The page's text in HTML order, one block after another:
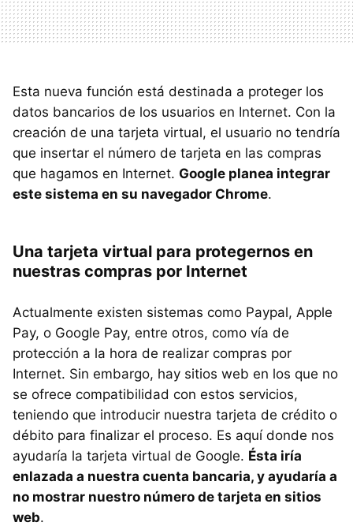
Esta nueva función está destinada a proteger los
datos bancarios de los usuarios en Internet. Con la
creación de una tarjeta virtual, el usuario no tendría
que insertar el número de tarjeta en las compras
que hagamos en Internet. Google planea integrar
este sistema en su navegador Chrome.
Una tarjeta virtual para protegernos en
nuestras compras por Internet
Actualmente existen sistemas como Paypal, Apple
Pay, o Google Pay, entre otros, como vía de
protección a la hora de realizar compras por
Internet. Sin embargo, hay sitios web en los que no
se ofrece compatibilidad con estos servicios,
teniendo que introducir nuestra tarjeta de crédito o
débito para finalizar el proceso. Es aquí donde nos
ayudaría la tarjeta virtual de Google. Ésta iría
enlazada a nuestra cuenta bancaria, y ayudaría a
no mostrar nuestro número de tarjeta en sitios
web.